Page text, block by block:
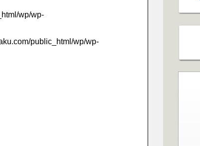
wp/wp-
public_html/wp/wp-